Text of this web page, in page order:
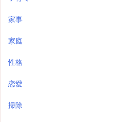
家事
家庭
性格
恋愛
掃除